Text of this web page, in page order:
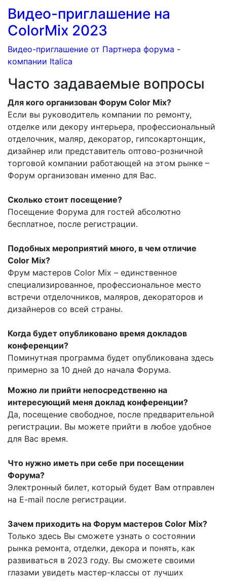
Видео-приглашение на
ColorMix 2023
Видео-приглашение от Партнера форума -
компании Italica
Часто задаваемые вопросы
Для кого организован Форум Color Mix?
Если вы руководитель компании по ремонту,
отделке или декору интерьера, профессиональный
отделочник, маляр, декоратор, гипсокартонщик,
дизайнер или представитель оптово-розничной
торговой компании работающей на этом рынке –
Форум организован именно для Вас.
Сколько стоит посещение?
Посещение Форума для гостей абсолютно
бесплатное, после регистрации.
Подобных мероприятий много, в чем отличие
Color Mix?
Фрум мастеров Color Mix – единственное
специализированное, профессиональное место
встречи отделочников, маляров, декораторов и
дизайнеров со всей страны.
Когда будет опубликовано время докладов
конференции?
Поминутная программа будет опубликована здесь
примерно за 10 дней до начала Форума.
Можно ли прийти непосредственно на
интересующий меня доклад конференции?
Да, посещение свободное, после предварительной
регистрации. Вы можете прийти в любое удобное
для Вас время.
Что нужно иметь при себе при посещении
Форума?
Электронный билет, который будет Вам отправлен
на E-mail после регистрации.
Зачем приходить на Форум мастеров Color Mix?
Только здесь Вы сможете узнать о состоянии
рынка ремонта, отделки, декора и понять, как
развиваться в 2023 году. Вы сможете своими
глазами увидеть мастер-классы от лучших